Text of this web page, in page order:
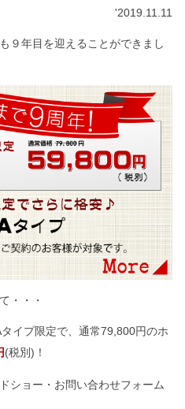
'2019.11.11
９年目を迎えることができまし
・・・
イプ限定で、通常79,800円のホ
(税別)！
ショー・お問い合わせフォーム